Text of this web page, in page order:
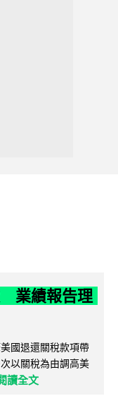
業績報告理
國退還關稅款項帶
以關稅為由調高美
讀全文